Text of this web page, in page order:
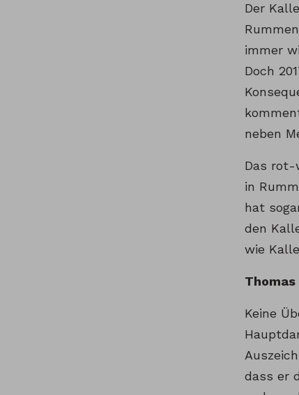
Der
immer
Doch
neben
Das rot-
in
hat
den
wie
Keine
dass er